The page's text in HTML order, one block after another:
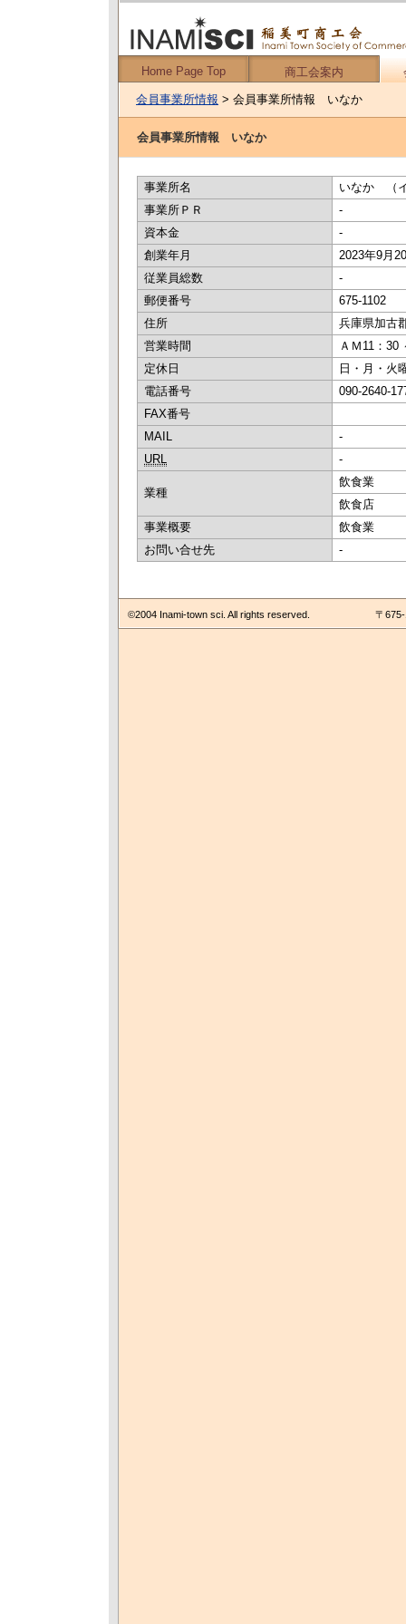
Home Page Top 商工会案内
会員事業所情報 > 会員事業所情報 いなか
会員事業所情報 いなか
事業所名
いなか （
事業所ＰＲ
-
資本金
-
創業年月
2023年9月
従業員総数
-
郵便番号
675-1102
住所
兵庫県加古
営業時間
ＡＭ11：30
定休日
日・月・火
電話番号
090-2640-
FAX番号
MAIL
-
URL
-
業種
飲食業
飲食店
事業概要
飲食業
お問い合せ先
-
〒
©2004 Inami-town sci. All rights reserved.